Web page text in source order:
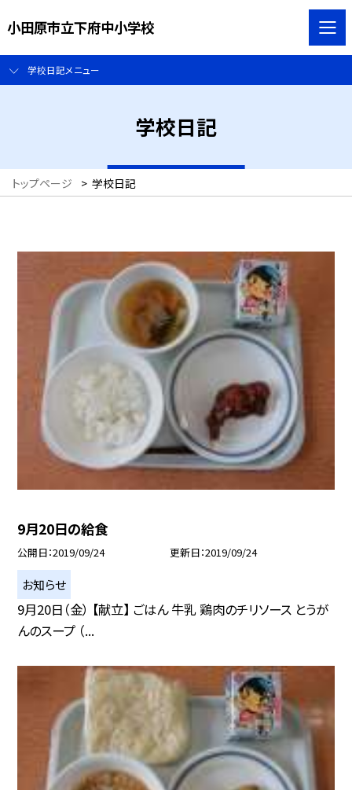
小田原市立下府中小学校
学校日記メニュー
学校日記
トップページ > 学校日記
9月20日の給食
公開日 2019/09/24 更新日 2019/09/24
お知らせ
9月20日（金） 【献立】 ごはん 牛乳 鶏肉のチリソース とうが
んのスープ （...